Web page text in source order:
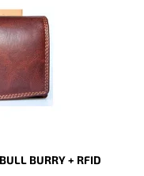
bezpečnost to
BURRY + RFID